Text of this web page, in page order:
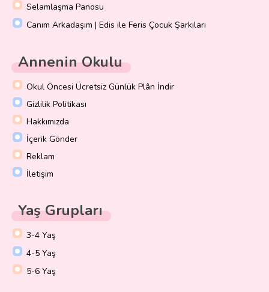
Selamlaşma Panosu
Canım Arkadaşım | Edis ile Feris Çocuk Şarkıları
Annenin Okulu
Okul Öncesi Ücretsiz Günlük Plân İndir
Gizlilik Politikası
Hakkımızda
İçerik Gönder
Reklam
İletişim
Yaş Grupları
3-4 Yaş
4-5 Yaş
5-6 Yaş